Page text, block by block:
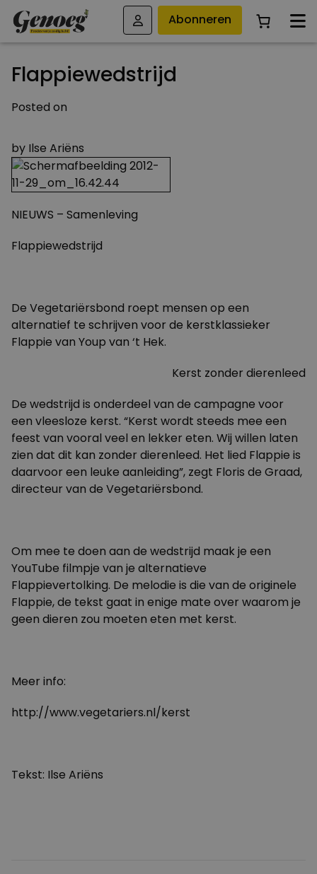
Abonneren
Flappiewedstrijd
Posted on
by Ilse Ariëns
NIEUWS – Samenleving
Flappiewedstrijd
De Vegetariërsbond roept mensen op een
alternatief te schrijven voor de kerstklassieker
Flappie van Youp van ‘t Hek.
Kerst zonder dierenleed
De wedstrijd is onderdeel van de campagne voor
een vleesloze kerst. “Kerst wordt steeds mee een
feest van vooral veel en lekker eten. Wij willen laten
zien dat dit kan zonder dierenleed. Het lied Flappie is
daarvoor een leuke aanleiding”, zegt Floris de Graad,
directeur van de Vegetariërsbond.
Om mee te doen aan de wedstrijd maak je een
YouTube filmpje van je alternatieve
Flappievertolking. De melodie is die van de originele
Flappie, de tekst gaat in enige mate over waarom je
geen dieren zou moeten eten met kerst.
Meer info:
http://www.vegetariers.nl/kerst
Tekst: Ilse Ariëns